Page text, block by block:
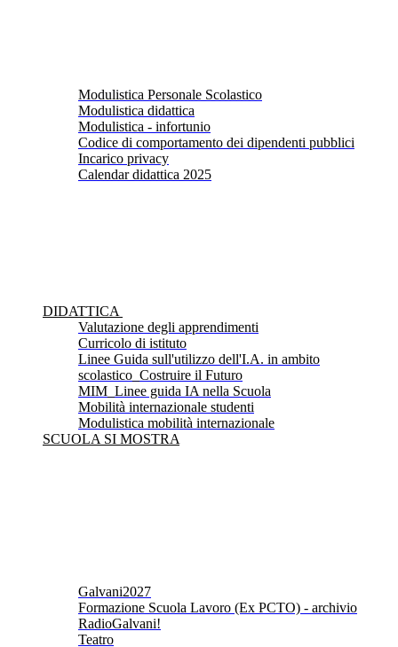
Modulistica Personale Scolastico
Modulistica didattica
Modulistica - infortunio
Codice di comportamento dei dipendenti pubblici
Incarico privacy
Calendar didattica 2025
DIDATTICA
Valutazione degli apprendimenti
Curricolo di istituto
Linee Guida sull'utilizzo dell'I.A. in ambito
scolastico_Costruire il Futuro
MIM_Linee guida IA nella Scuola
Mobilità internazionale studenti
Modulistica mobilità internazionale
SCUOLA SI MOSTRA
Galvani2027
Formazione Scuola Lavoro (Ex PCTO) - archivio
RadioGalvani!
Teatro